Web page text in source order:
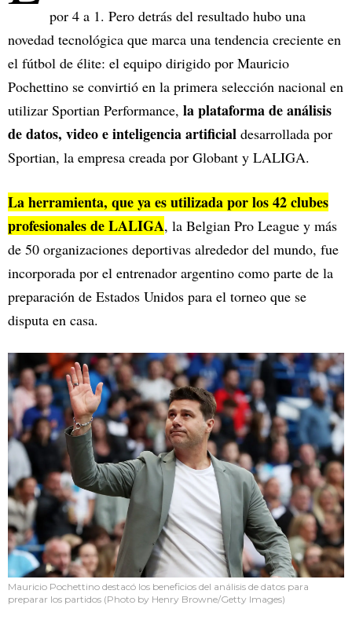
por 4 a 1. Pero detrás del resultado hubo una
novedad tecnológica que marca una tendencia creciente en
el fútbol de élite: el equipo dirigido por Mauricio
Pochettino se convirtió en la primera selección nacional en
utilizar Sportian Performance, la plataforma de análisis
de datos, video e inteligencia artificial desarrollada por
Sportian, la empresa creada por Globant y LALIGA.
La herramienta, que ya es utilizada por los 42 clubes
profesionales de LALIGA, la Belgian Pro League y más
de 50 organizaciones deportivas alrededor del mundo, fue
incorporada por el entrenador argentino como parte de la
preparación de Estados Unidos para el torneo que se
disputa en casa.
Mauricio Pochettino destacó los beneficios del análisis de datos para
preparar los partidos (Photo by Henry Browne/Getty Images)